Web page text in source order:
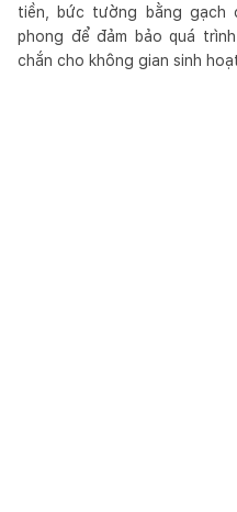
tiền, bức tường bằng gạch
phong để đảm bảo quá
chắn cho không gian sinh